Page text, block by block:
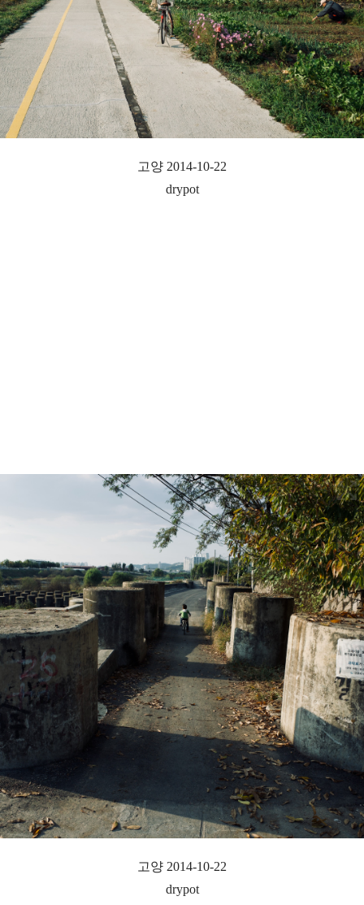
고양 2014-10-22
drypot
고양 2014-10-22
drypot